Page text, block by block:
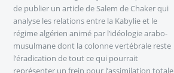
de publier un article de Salem de Chaker qui
analyse les relations entre la Kabylie et le
régime algérien animé par l’idéologie arabo-
musulmane dont la colonne vertébrale reste
l’éradication de tout ce qui pourrait
représenter un frein pour l’assimilation totale